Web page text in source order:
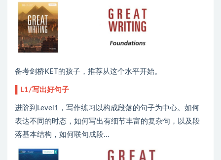
备考剑桥KET的孩子，推荐从这个水平开始。
▌L1/写出好句子
进阶到Level1，写作练习以构成段落的句子为中心。如何
表达不同的时态，如何写出有细节丰富的复杂句，以及段
落基本结构，如何联句成段...